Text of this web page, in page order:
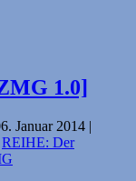
1.0]
Januar 2014 |
REIHE: Der